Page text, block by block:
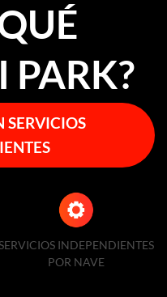
PARK?
SERVICIOS
INDEPENDIENTES
POR NAVE